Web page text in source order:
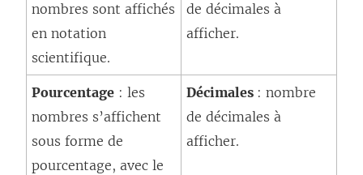
nombres sont affichés
en notation
scientifique.
de décimales à
afficher.
Pourcentage : les
nombres s’affichent
sous forme de
pourcentage, avec le
Décimales : nombre
de décimales à
afficher.